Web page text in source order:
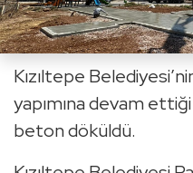
Kızıltepe
yapımına devam
beton döküldü.